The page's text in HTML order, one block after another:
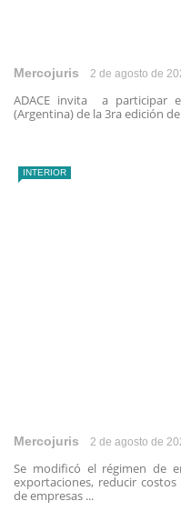
Mercojuris 2 de agosto de
ADACE invita a participar
(Argentina) de la 3ra edición
INTERIOR
Mercojuris 2 de agosto de
Se modificó el régimen de
exportaciones, reducir
de empresas ...